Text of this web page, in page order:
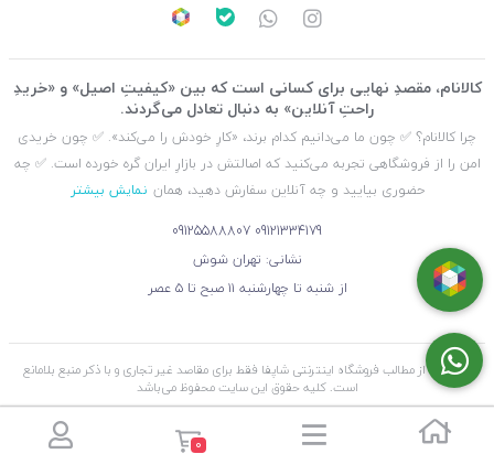
کالانام، مقصدِ نهایی برای کسانی است که بین «کیفیتِ اصیل» و «خریدِ
راحتِ آنلاین» به دنبال تعادل می‌گردند.
چرا کالانام؟ ✅ چون ما می‌دانیم کدام برند، «کارِ خودش را می‌کند». ✅ چون خریدی
امن را از فروشگاهی تجربه می‌کنید که اصالتش در بازارِ ایران گره خورده است. ✅ چه
حضوری بیایید و چه آنلاین سفارش دهید، همان نمایش بیشتر
09121334179
09125588807
نشانی: تهران شوش
از شنبه تا چهارشنبه ۱۱ صبح تا ۵ عصر
استفاده از مطالب فروشگاه اینترنتی شاپفا فقط برای مقاصد غیر تجاری و با ذکر منبع بلامانع
است. کليه حقوق اين سايت محفوظ می‌باشد
0